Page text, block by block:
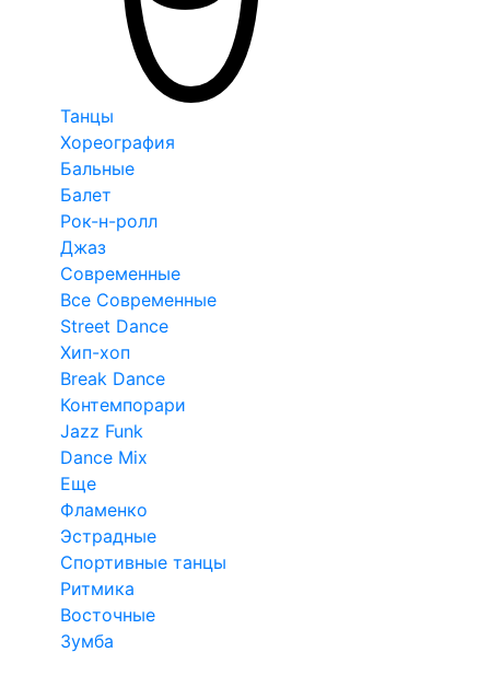
Танцы
Хореография
Бальные
Балет
Рок-н-ролл
Джаз
Современные
Все Современные
Street Dance
Хип-хоп
Break Dance
Контемпорари
Jazz Funk
Dance Mix
Еще
Фламенко
Эстрадные
Спортивные танцы
Ритмика
Восточные
Зумба